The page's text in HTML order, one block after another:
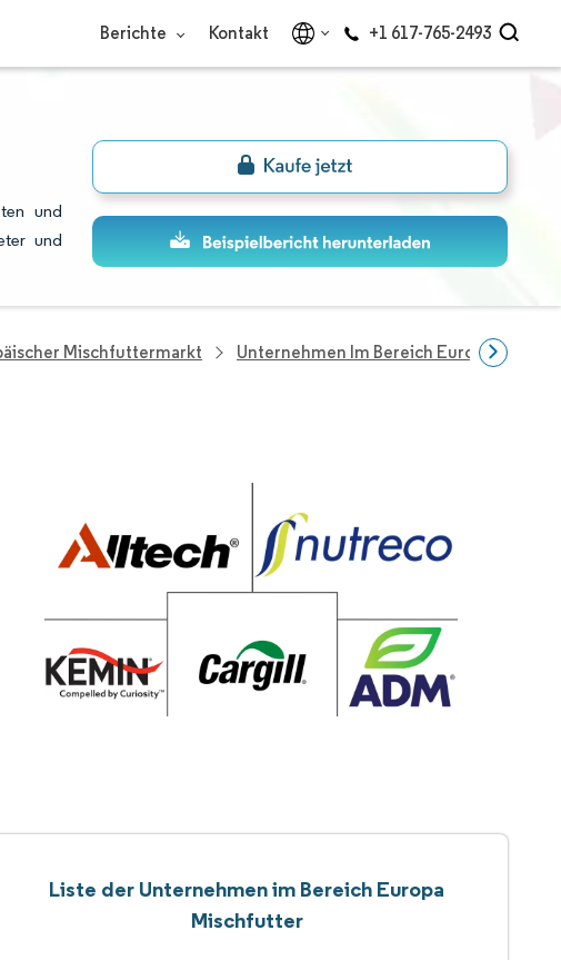
Berichte Kontakt +1 617-765-2493
und
und
Mischfuttermarkt Unternehmen Im Bereich Europa
Liste der Unternehmen im Bereich Europa
Mischfutter